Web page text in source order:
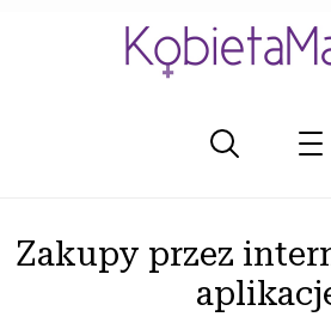
Zakupy przez